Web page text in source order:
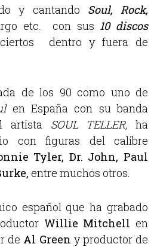
y cantando Soul, Rock,
etc. con sus 10 discos
dentro y fuera de
de los 90 como uno de
en España con su banda
artista SOUL TELLER, ha
con figuras del calibre
Tyler, Dr. John, Paul
entre muchos otros.
español que ha grabado
Willie Mitchell en
de Al Green y productor de